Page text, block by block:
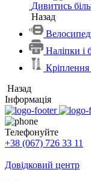
Дивитись
Назад
Наліпки і
Кріплення
Назад
Інформація
Телефонуйте
+38 (067) 726 33 11
Довідковий центр